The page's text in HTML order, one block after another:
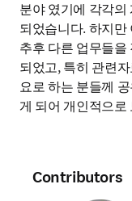
분야 였기에 각각
되었습니다. 하지만
추후 다른 업무들
되었고, 특히 관련
요로 하는 분들께
게 되어 개인적으
Contributors